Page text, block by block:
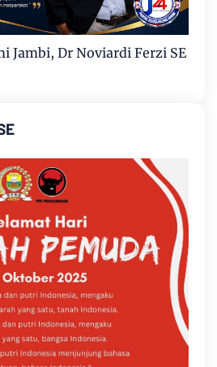
Jambi, Dr Noviardi Ferzi SE